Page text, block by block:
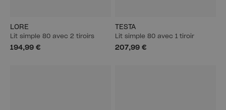
LORE
Lit simple 80 avec 2 tiroirs
194,99 €
TESTA
Lit simple 80 avec 1 tiroir
207,99 €